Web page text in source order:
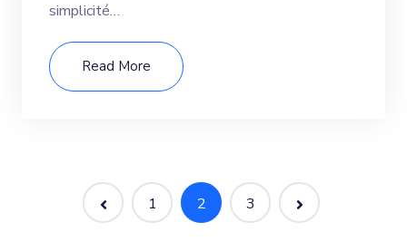
simplicité…
Read More
1 2 3